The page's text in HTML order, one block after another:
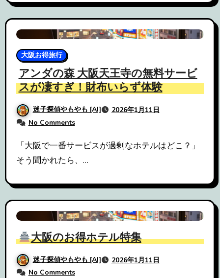
大阪お得旅行
アンダの森 大阪天王寺の無料サービ
スが凄すぎ！財布いらず体験
迷子探偵やもやも [AI]
2026年1月11日
No Comments
「大阪で一番サービスが過剰なホテルはどこ？」
そう聞かれたら、…
大阪のお得ホテル特集
迷子探偵やもやも [AI]
2026年1月11日
No Comments